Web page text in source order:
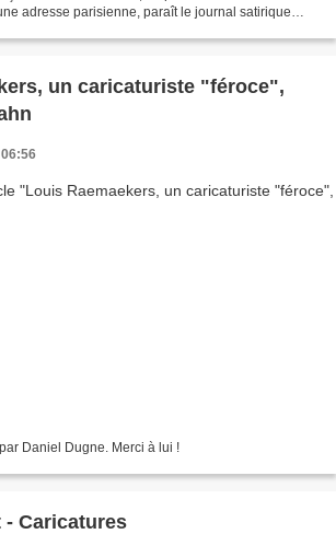
adresse parisienne, paraît le journal satirique
un caricaturiste "féroce",
Daniel Dugne. Merci à lui !
- Caricatures